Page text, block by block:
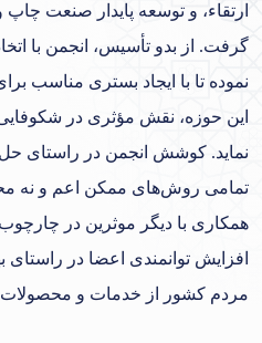
ارتقاء، و توسعه پایدار صنعت
گرفت. از بدو تأسیس، انجمن با
نموده تا با ایجاد بستری مناسب
این حوزه، نقش مؤثری در
نماید. کوشش انجمن در راستای
تمامی روش‌های ممکن اعم و نه
همکاری با دیگر موثرین در
افزایش توانمندی اعضا در راستای
مردم کشور از خدمات و محصولات